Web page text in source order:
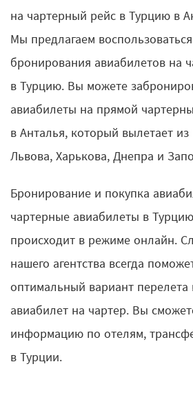
на чартерный рейс в Турцию в
Мы предлагаем
бронирования авиабилетов на
в Турцию. Вы можете
авиабилеты на прямой
в Анталья, который вылетает
Львова, Харькова, Днепра и
Бронирование и покупка
чартерные авиабилеты в
происходит в режиме онлайн.
нашего агентства всегда
оптимальный вариант перелета
авиабилет на чартер. Вы
информацию по отелям,
в Турции.